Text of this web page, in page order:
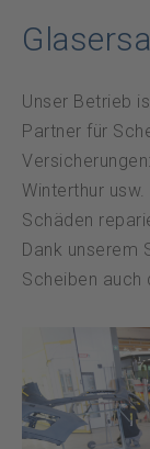
Unser Betrieb
Partner für
Winterthur
Schäden
Dank unserem
Scheiben auch